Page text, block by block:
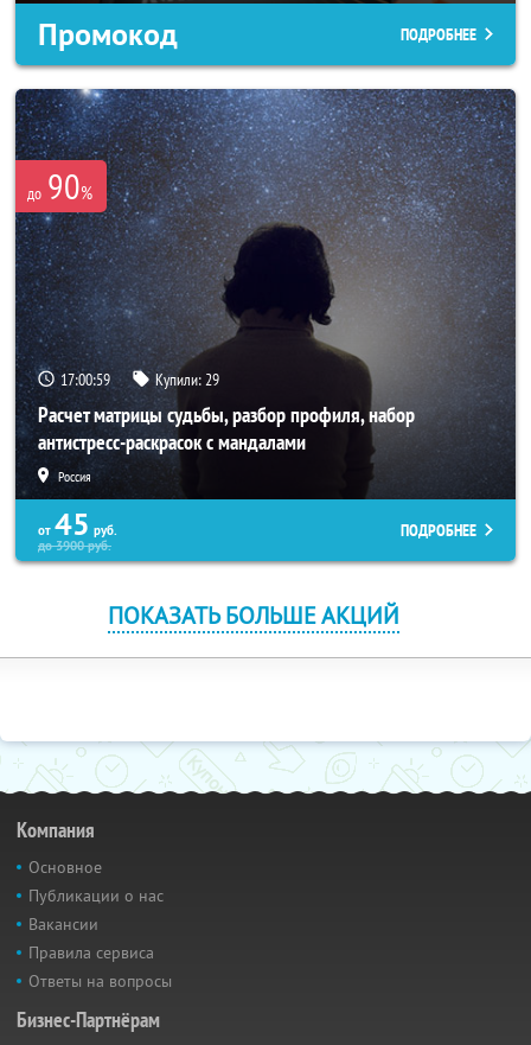
Промокод ПОДРОБНЕЕ
до 90%
17:00:58 Купили:29
Расчет матрицы судьбы, разбор профиля, набор
антистресс-раскрасок с мандалами
Россия
от 45 руб.
до3900руб.
ПОДРОБНЕЕ
ПОКАЗАТЬ БОЛЬШЕ АКЦИЙ
Компания
Основное
Публикации о нас
Вакансии
Правила сервиса
Ответы на вопросы
Бизнес-Партнёрам